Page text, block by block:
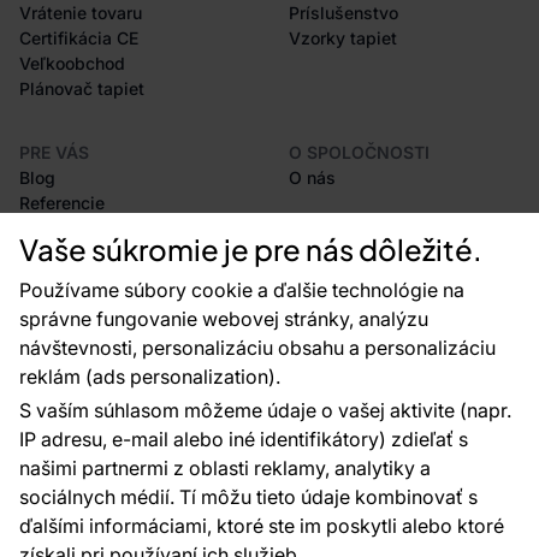
Vaše súkromie je pre nás dôležité.
Používame súbory cookie a ďalšie technológie na
správne fungovanie webovej stránky, analýzu
návštevnosti, personalizáciu obsahu a personalizáciu
reklám (ads personalization).
S vaším súhlasom môžeme údaje o vašej aktivite (napr.
IP adresu, e-mail alebo iné identifikátory) zdieľať s
našimi partnermi z oblasti reklamy, analytiky a
sociálnych médií. Tí môžu tieto údaje kombinovať s
ďalšími informáciami, ktoré ste im poskytli alebo ktoré
Vrátenie tovaru
Certifikácia CE
Veľkoobchod
Plánovač tapiet
Príslušenstvo
Vzorky tapiet
PRE VÁS
Blog
Referencie
Rady a tipy
Najčastejšie otázky
O SPOLOČNOSTI
O nás
Kontakty
Sme tu pre vás 24 hodín denne, 7 dní v
týždni
+420 777 004 021
info@vavex.cz